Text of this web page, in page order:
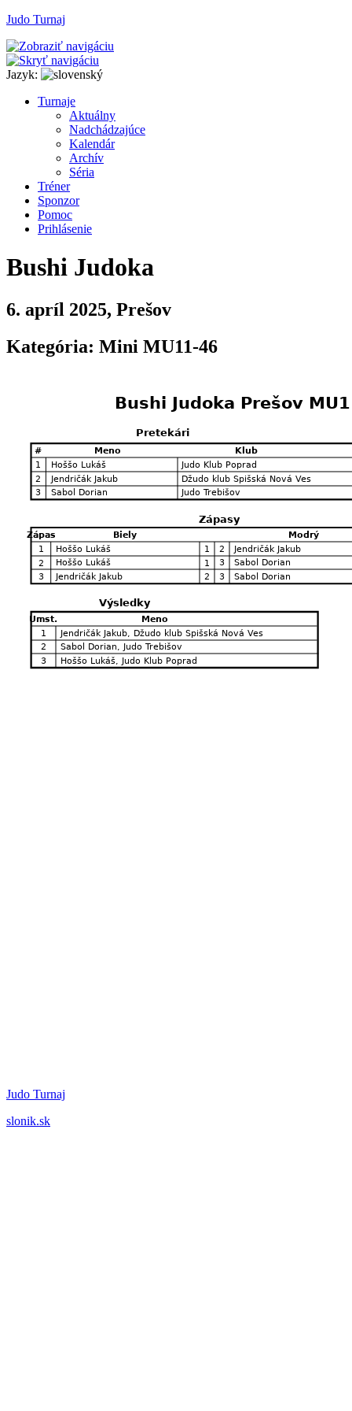
Judo Turnaj
Jazyk:
Turnaje
Aktuálny
Nadchádzajúce
Kalendár
Archív
Séria
Tréner
Sponzor
Pomoc
Prihlásenie
Bushi Judoka
6. apríl 2025, Prešov
Kategória: Mini MU11-46
Judo Turnaj
slonik.sk